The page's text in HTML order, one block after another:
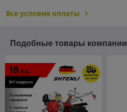
Все условия оплаты
Подобные товары компании